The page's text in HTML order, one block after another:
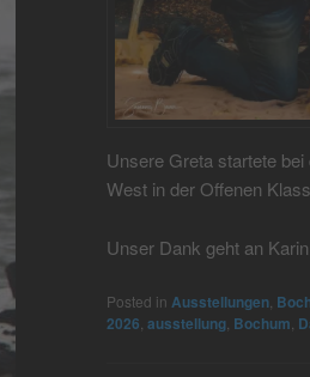
Unsere Greta startete
West in der Offenen
Unser Dank geht an
Posted in Ausstellungen
2026 ausstellung Bochum